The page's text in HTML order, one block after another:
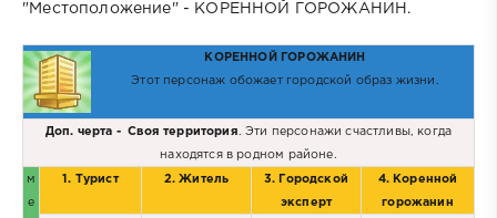
"Местоположение" - КОРЕННОЙ ГОРОЖАНИН.
КОРЕННОЙ ГОРОЖАНИН
Этот персонаж обожает городской образ жизни.
Доп. черта - Своя территория . Эти персонажи счастливы, когда
находятся в родном районе.
м
е
1. Турист 2. Житель 3. Городской
эксперт
4. Коренной
горожанин